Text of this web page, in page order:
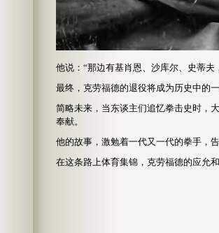
他说：“那边有基肖恩、沙库尔、史蒂
最终，克劳福德的退役将成为历史中的
简略未来，当东谈主们追忆拳击史时，
奉献。
他的故事，激勉着一代又一代的拳手，
在这条路上体育集锦，克劳福德的应允